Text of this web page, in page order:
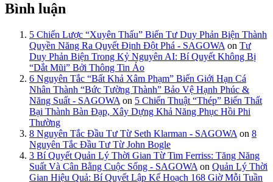
Bình luận
5 Chiến Lược “Xuyên Thấu” Biến Tư Duy Phản Biện Thành
Quyền Năng Ra Quyết Định Đột Phá - SAGOWA on Tư
Duy Phản Biện Trong Kỷ Nguyên AI: Bí Quyết Không Bị
“Dắt Mũi” Bởi Thông Tin Ảo
6 Nguyên Tắc “Bất Khả Xâm Phạm” Biến Giới Hạn Cá
Nhân Thành “Bức Tường Thành” Bảo Vệ Hạnh Phúc &
Năng Suất - SAGOWA on 5 Chiến Thuật “Thép” Biến Thất
Bại Thành Bàn Đạp, Xây Dựng Khả Năng Phục Hồi Phi
Thường
8 Nguyên Tắc Đầu Tư Từ Seth Klarman - SAGOWA on 8
Nguyên Tắc Đầu Tư Từ John Bogle
3 Bí Quyết Quản Lý Thời Gian Từ Tim Ferriss: Tăng Năng
Suất Và Cân Bằng Cuộc Sống - SAGOWA on Quản Lý Thời
Gian Hiệu Quả: Bí Quyết Lập Kế Hoạch 168 Giờ Mỗi Tuần